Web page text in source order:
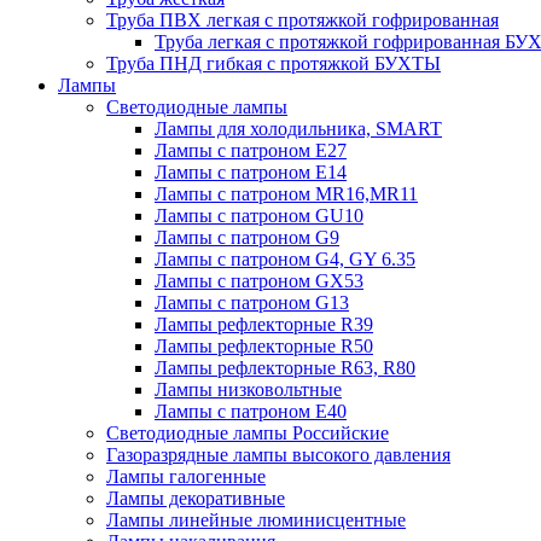
Труба ПВХ легкая с протяжкой гофрированная
Труба легкая с протяжкой гофрированная
Труба ПНД гибкая с протяжкой БУХТЫ
Лампы
Светодиодные лампы
Лампы для холодильника, SMART
Лампы с патроном E27
Лампы с патроном Е14
Лампы с патроном MR16,MR11
Лампы с патроном GU10
Лампы с патроном G9
Лампы с патроном G4, GY 6.35
Лампы с патроном GX53
Лампы с патроном G13
Лампы рефлекторные R39
Лампы рефлекторные R50
Лампы рефлекторные R63, R80
Лампы низковольтные
Лампы с патроном Е40
Светодиодные лампы Российские
Газоразрядные лампы высокого давления
Лампы галогенные
Лампы декоративные
Лампы линейные люминисцентные